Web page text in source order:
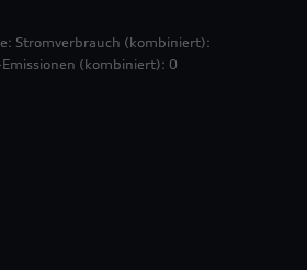
Stromverbrauch (kombiniert):
(kombiniert): 0